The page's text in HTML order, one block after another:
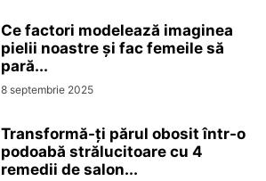
Ce factori modelează imaginea
pielii noastre și fac femeile să
pară...
8 septembrie 2025
Transformă-ți părul obosit într-o
podoabă strălucitoare cu 4
remedii de salon...